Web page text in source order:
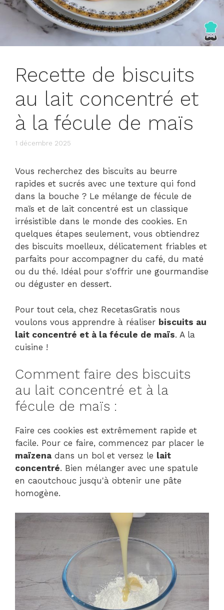
Recette de biscuits
au lait concentré et
à la fécule de maïs
1 décembre 2025
Vous recherchez des biscuits au beurre
rapides et sucrés avec une texture qui fond
dans la bouche ? Le mélange de fécule de
maïs et de lait concentré est un classique
irrésistible dans le monde des cookies. En
quelques étapes seulement, vous obtiendrez
des biscuits moelleux, délicatement friables et
parfaits pour accompagner du café, du maté
ou du thé. Idéal pour s'offrir une gourmandise
ou déguster en dessert.
Pour tout cela, chez RecetasGratis nous
voulons vous apprendre à réaliser biscuits au
lait concentré et à la fécule de maïs. A la
cuisine !
Comment faire des biscuits
au lait concentré et à la
fécule de maïs :
Faire ces cookies est extrêmement rapide et
facile. Pour ce faire, commencez par placer le
maïzena dans un bol et versez le lait
concentré. Bien mélanger avec une spatule
en caoutchouc jusqu'à obtenir une pâte
homogène.